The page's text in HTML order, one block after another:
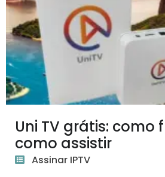
Uni TV grátis: como
como assistir
Assinar IPTV